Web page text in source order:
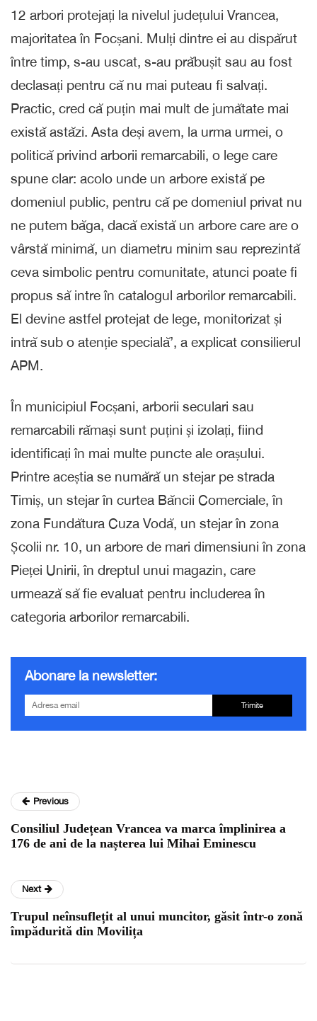
12 arbori protejați la nivelul județului Vrancea,
majoritatea în Focșani. Mulți dintre ei au dispărut
între timp, s-au uscat, s-au prăbușit sau au fost
declasați pentru că nu mai puteau fi salvați.
Practic, cred că puțin mai mult de jumătate mai
există astăzi. Asta deși avem, la urma urmei, o
politică privind arborii remarcabili, o lege care
spune clar: acolo unde un arbore există pe
domeniul public, pentru că pe domeniul privat nu
ne putem băga, dacă există un arbore care are o
vârstă minimă, un diametru minim sau reprezintă
ceva simbolic pentru comunitate, atunci poate fi
propus să intre în catalogul arborilor remarcabili.
El devine astfel protejat de lege, monitorizat și
intră sub o atenție specială’, a explicat consilierul
APM.
În municipiul Focșani, arborii seculari sau
remarcabili rămași sunt puțini și izolați, fiind
identificați în mai multe puncte ale orașului.
Printre aceștia se numără un stejar pe strada
Timiș, un stejar în curtea Băncii Comerciale, în
zona Fundătura Cuza Vodă, un stejar în zona
Școlii nr. 10, un arbore de mari dimensiuni în zona
Pieței Unirii, în dreptul unui magazin, care
urmează să fie evaluat pentru includerea în
categoria arborilor remarcabili.
Abonare la newsletter:
Trimite
Previous
Consiliul Județean Vrancea va marca împlinirea a
176 de ani de la nașterea lui Mihai Eminescu
Next
Trupul neînsuflețit al unui muncitor, găsit într-o zonă
împădurită din Movilița